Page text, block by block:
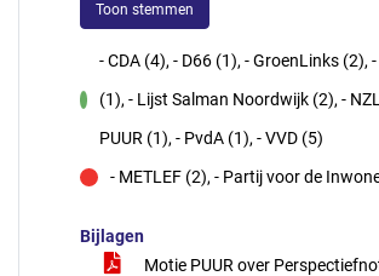
Toon stemmen
- CDA (4), - D66 (1), - GroenLinks (2),
(1), - Lijst Salman Noordwijk (2), -
PUUR (1), - PvdA (1), - VVD (5)
- METLEF (2), - Partij voor de
Bijlagen
Motie PUUR over